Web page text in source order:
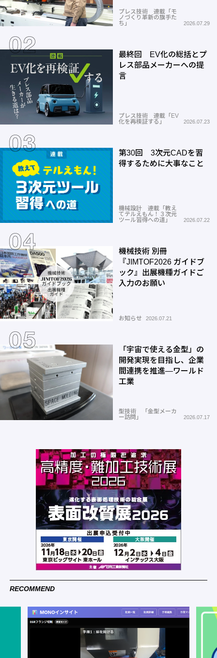
プレス技術 連載「モ
ノづくり革新の旗手た
ち」
2026.07.29
最終回 EV化の総括とプ
レス部品メーカーへの提
言
プレス技術 連載「EV
化を再検証する」
2026.07.23
第30回 3次元CADを習
得するために大事なこと
機械設計 連載「教え
てテルえもん！３次元
ツール習得への道」
2026.07.22
機械技術 別冊
『JIMTOF2026 ガイドブ
ック』出展機種ガイドご
入力のお願い
お知らせ 2026.07.21
「宇宙で使える金型」の
開発実現を目指し、企業
間連携を推進―ワールド
工業
型技術 「金型メーカ
ー訪問」
2026.07.17
RECOMMEND